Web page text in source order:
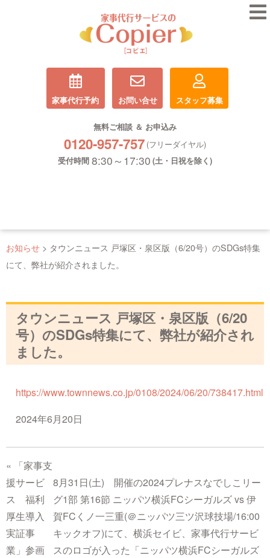
家事代行予約 お問い合せ スタッフ募集
無料ご相談 ＆ お申込み
0120-957-757 (フリーダイヤル)
受付時間 8:30～17:30 (土・日祝を除く)
お知らせ > タウンニュース 戸塚区・泉区版（6/20号）のSDGs特集
にて、弊社が紹介されました。
タウンニュース 戸塚区・泉区版（6/20
号）のSDGs特集にて、弊社が紹介され
ました。
https://www.townnews.co.jp/0108/2024/06/20/738417.html
2024年6月20日
«
「家事支
援サービ
ス 福利
厚生導入
実証事
業」参画
8月31日(土) 開催の2024プレナスなでしこリー
グ1部 第16節 ニッパツ横浜FCシーガルズ vs 伊
賀FCくノ一三重(＠ニッパツ三ツ沢球技場/16:00
キックオフ)にて、横浜セイビ、家事代行サービ
スのロゴが入った「ニッパツ横浜FCシーガルズ